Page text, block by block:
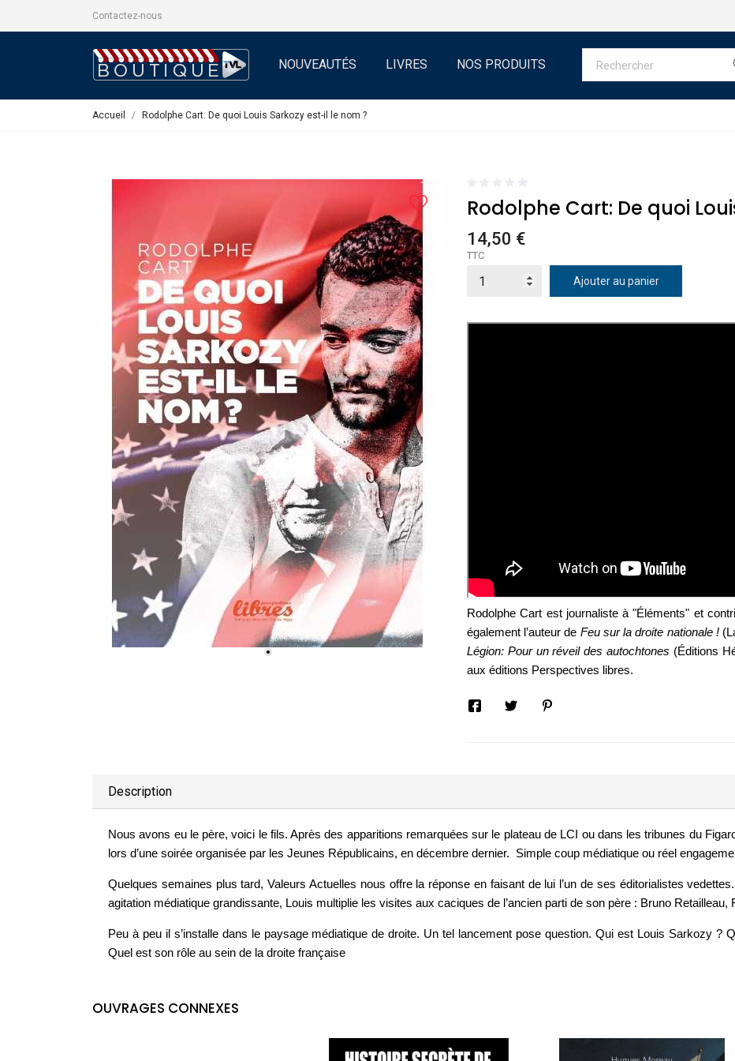
Contactez-nous
NOUVEAUTÉS LIVRES NOS PRODUITS
Accueil Rodolphe Cart: De quoi Louis Sarkozy est-il le nom ?
Rodolphe Cart: De quoi
14,50 €
TTC
Ajouter au panier
Rodolphe Cart est journaliste à "Éléments" et
également l’auteur de Feu sur la droite nationale !
Légion: Pour un réveil des autochtones (Éditions
aux éditions Perspectives libres.
Description
Nous avons eu le père, voici le fils. Après des apparitions remarquées sur le plateau de LCI ou dans les tribunes du
lors d’une soirée organisée par les Jeunes Républicains, en décembre dernier. Simple coup médiatique ou réel
Quelques semaines plus tard, Valeurs Actuelles nous offre la réponse en faisant de lui l’un de ses éditorialistes
agitation médiatique grandissante, Louis multiplie les visites aux caciques de l’ancien parti de son père : Bruno Retailleau,
Peu à peu il s’installe dans le paysage médiatique de droite. Un tel lancement pose question. Qui est Louis Sarkozy ?
Quel est son rôle au sein de la droite française
OUVRAGES CONNEXES